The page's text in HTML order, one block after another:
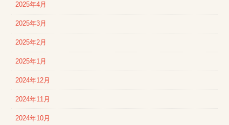
2025年4月
2025年3月
2025年2月
2025年1月
2024年12月
2024年11月
2024年10月